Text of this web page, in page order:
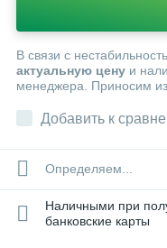
В связи с
актуальную цену и
менеджера. Приносим
Добавить к
Определяем...
Наличными при
банковские карты